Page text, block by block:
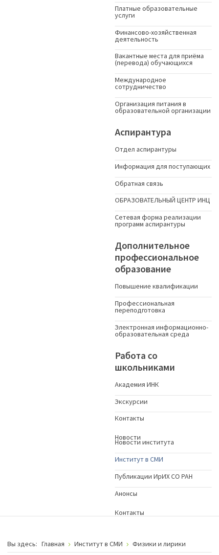
Платные образовательные
услуги
Финансово-хозяйственная
деятельность
Вакантные места для приёма
(перевода) обучающихся
Международное
сотрудничество
Организация питания в
образовательной организации
Аспирантура
Отдел аспирантуры
Информация для поступающих
Обратная связь
ОБРАЗОВАТЕЛЬНЫЙ ЦЕНТР ИНЦ
Сетевая форма реализации
программ аспирантуры
Дополнительное
профессиональное
образование
Повышение квалификации
Профессиональная
переподготовка
Электронная информационно-
образовательная среда
Работа со
школьниками
Академия ИНК
Экскурсии
Контакты
Новости
Новости института
Институт в СМИ
Публикации ИрИХ СО РАН
Анонсы
Контакты
Вы здесь: Главная Институт в СМИ Физики и лирики